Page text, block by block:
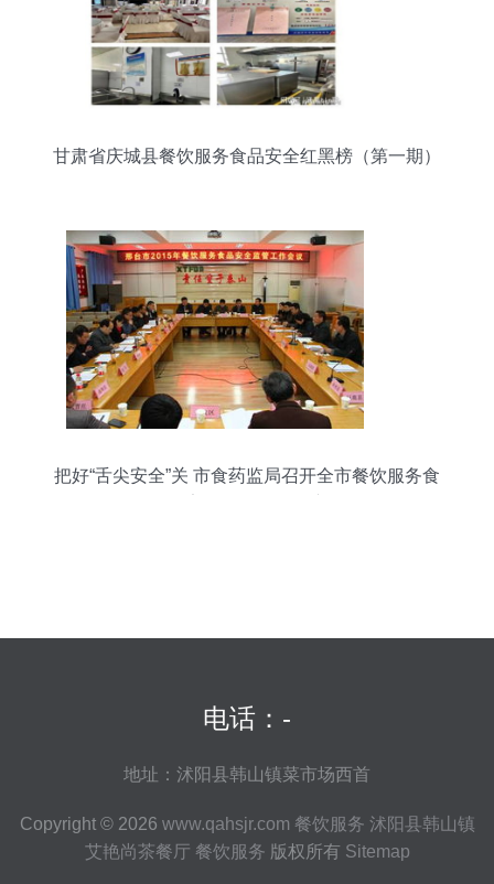
甘肃省庆城县餐饮服务食品安全红黑榜（第一期）
把好“舌尖安全”关 市食药监局召开全市餐饮服务食
电话：-
地址：沭阳县韩山镇菜市场西首
Copyright © 2026 www.qahsjr.com 餐饮服务 沭阳县韩山镇
艾艳尚茶餐厅 餐饮服务 版权所有 Sitemap